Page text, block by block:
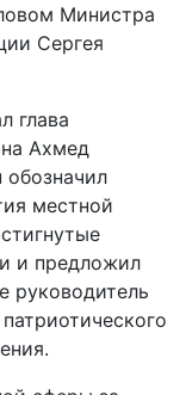
Министра
Сергея
глава
Ахмед
обозначил
местной
и предложил
руководитель